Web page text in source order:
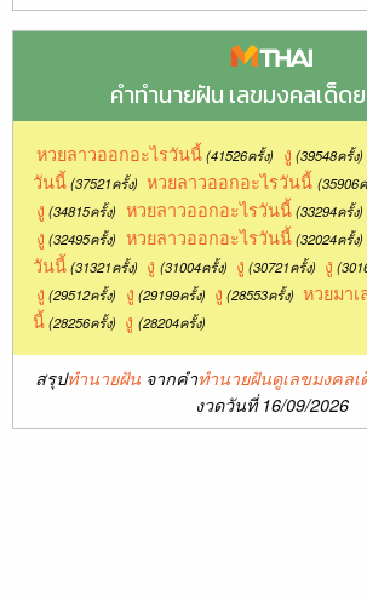
คำทำนายฝัน เลขมงคลเด็ด
หวยลาวออกอะไรวันนี้ (41526ครั้ง) งู (39548ครั้ง)
วันนี้(37521ครั้ง) หวยลาวออกอะไรวันนี้ (35906
งู (34815ครั้ง) หวยลาวออกอะไรวันนี้ (33294ครั้ง)
งู (32495ครั้ง) หวยลาวออกอะไรวันนี้ (32024ครั้ง)
วันนี้(31321ครั้ง) งู (31004ครั้ง) งู (30721ครั้ง) งู
งู (29512ครั้ง) งู (29199ครั้ง) งู (28553ครั้ง) หวยมา
นี้(28256ครั้ง) งู (28204ครั้ง)
สรุปทำนายฝัน จากคำทำนายฝันดูเลขมงคลเ
งวดวันที่ 16/09/2026